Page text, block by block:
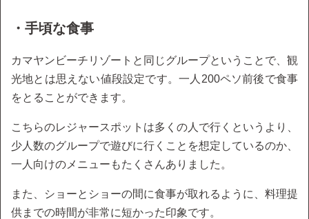
・手頃な食事
カマヤンビーチリゾートと同じグループということで、観
光地とは思えない値段設定です。一人200ペソ前後で食事
をとることができます。
こちらのレジャースポットは多くの人で行くというより、
少人数のグループで遊びに行くことを想定しているのか、
一人向けのメニューもたくさんありました。
また、ショーとショーの間に食事が取れるように、料理提
供までの時間が非常に短かった印象です。